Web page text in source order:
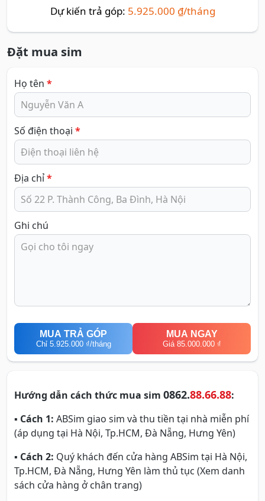
Dự kiến trả góp: 5.925.000 ₫/tháng
Đặt mua sim
Họ tên *
Số điện thoại *
Địa chỉ*
Ghi chú
MUA TRẢ GÓP
Chỉ 5.925.000 ₫/tháng
MUA NGAY
Giá 85.000.000 ₫
Hướng dẫn cách thức mua sim 0862.88.66.88:
▪ Cách 1: ABSim giao sim và thu tiền tại nhà miễn phí
(áp dụng tại Hà Nội, Tp.HCM, Đà Nẵng, Hưng Yên)
▪ Cách 2: Quý khách đến cửa hàng ABSim tại Hà Nội,
Tp.HCM, Đà Nẵng, Hưng Yên làm thủ tục (Xem danh
sách cửa hàng ở chân trang)